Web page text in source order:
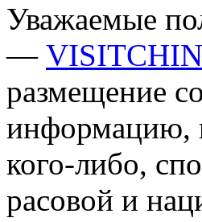
Уважаемые
—
размещение
информацию,
кого-либо,
расовой и